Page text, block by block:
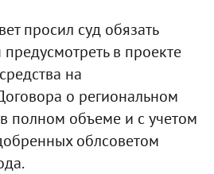
просил суд обязать
в проекте
на
о региональном
полном объеме и с учетом
облсоветом